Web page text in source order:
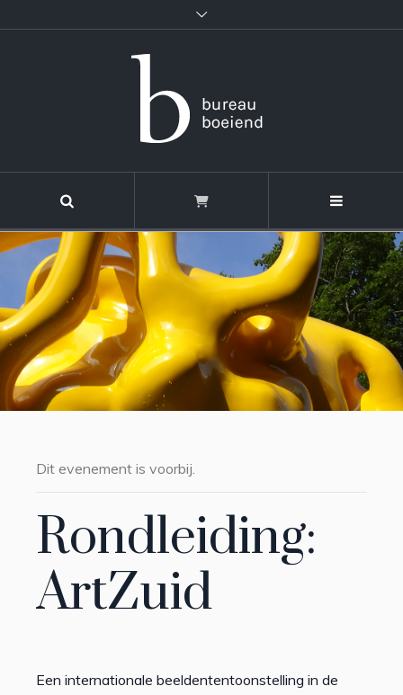
Dit evenement is voorbij.
Rondleiding:
ArtZuid
Een internationale beeldententoonstelling in de